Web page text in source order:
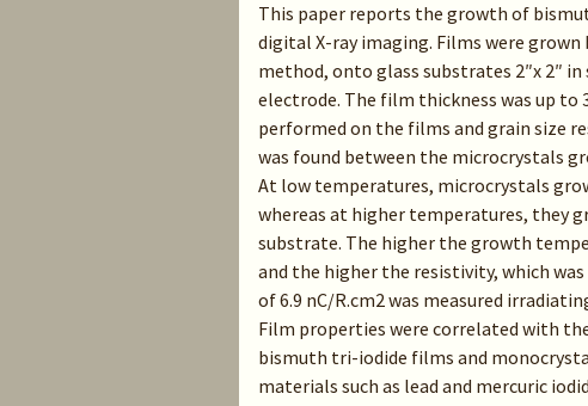
This paper reports the growth of
digital X-ray imaging. Films were
method, onto glass substrates 2″x 2″
electrode. The film thickness was up to
performed on the films and grain size
was found between the microcrystals
At low temperatures, microcrystals
whereas at higher temperatures, they
substrate. The higher the growth
and the higher the resistivity, which
of 6.9 nC/R.cm2 was measured
Film properties were correlated with
bismuth tri-iodide films and
materials such as lead and mercuric